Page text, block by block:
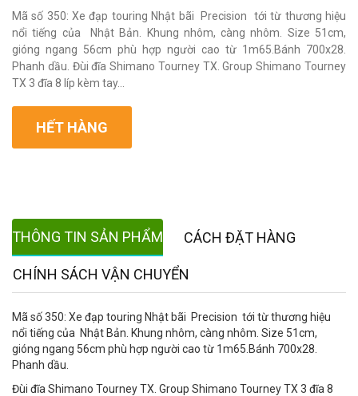
Mã số 350: Xe đạp touring Nhật bãi Precision tới từ thương hiệu
nổi tiếng của Nhật Bản. Khung nhôm, càng nhôm. Size 51cm,
gióng ngang 56cm phù hợp người cao từ 1m65.Bánh 700x28.
Phanh dầu. Đùi đĩa Shimano Tourney TX. Group Shimano Tourney
TX 3 đĩa 8 líp kèm tay...
HẾT HÀNG
THÔNG TIN SẢN PHẨM CÁCH ĐẶT HÀNG
CHÍNH SÁCH VẬN CHUYỂN
Mã số 350: Xe đạp touring Nhật bãi Precision tới từ thương hiệu
nổi tiếng của Nhật Bản. Khung nhôm, càng nhôm. Size 51cm,
gióng ngang 56cm phù hợp người cao từ 1m65.Bánh 700x28.
Phanh dầu.
Đùi đĩa Shimano Tourney TX. Group Shimano Tourney TX 3 đĩa 8